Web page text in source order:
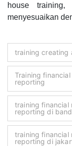
house training,
menyesuaikan
training creating
Training
reporting
training financial
reporting di
training financial
reporting di